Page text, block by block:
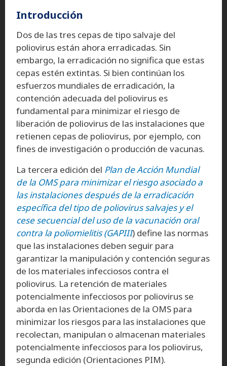
Introducción
Dos de las tres cepas de tipo salvaje del
poliovirus están ahora erradicadas. Sin
embargo, la erradicación no significa que estas
cepas estén extintas. Si bien continúan los
esfuerzos mundiales de erradicación, la
contención adecuada del poliovirus es
fundamental para minimizar el riesgo de
liberación de poliovirus de las instalaciones que
retienen cepas de poliovirus, por ejemplo, con
fines de investigación o producción de vacunas.
La tercera edición del Plan de Acción Mundial
de la OMS para minimizar el riesgo asociado a
las instalaciones después de la erradicación
específica del tipo de poliovirus salvajes y el
cese secuencial del uso de la vacunación oral
contra la poliomielitis (GAPIII) define las normas
que las instalaciones deben seguir para
garantizar la manipulación y contención seguras
de los materiales infecciosos contra el
poliovirus. La retención de materiales
potencialmente infecciosos por poliovirus se
aborda en las Orientaciones de la OMS para
minimizar los riesgos para las instalaciones que
recolectan, manipulan o almacenan materiales
potencialmente infecciosos para los poliovirus,
segunda edición (Orientaciones PIM).